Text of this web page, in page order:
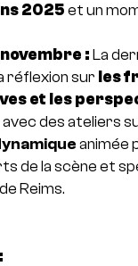
2025 et un
: La
réflexion sur les
et les
avec des ateliers
animée
de la scène et
Reims.